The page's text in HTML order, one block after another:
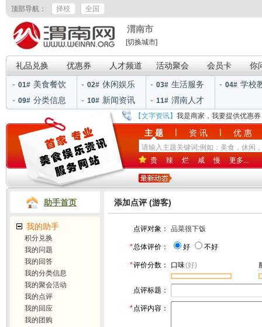
顶部导航： 择校 全国
渭南市
[切换城市]
礼品兑换 优惠券 人才频道 活动聚会 会员卡 你
01# 美食餐饮 02# 休闲娱乐 03# 生活服务 04# 学校
09# 分类信息 10# 新闻资讯 11# 渭南人才
【文字资讯】 我是商家，我要提供优惠
主 题 | 资 讯 | 优 惠
贵 辣 烂 咸 慢 更多...
助手首页
我的助手
积分兑换
我的问题
我的回答
我的分类信息
我的聚会活动
我的点评
我的回应
我的团购
添加点评 (游客)
点评对象： 品菜很下饭
*总体评价： 好 不好
*评价分数： 口味(好)
点评标题：
*点评内容：